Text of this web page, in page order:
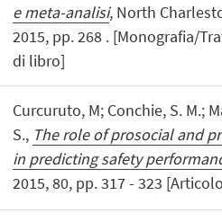
e meta-analisi, North
2015, pp. 268 . [Monografia/
di libro]
Curcuruto, M; Conchie, S. M.;
S., The role of prosocial and
in predicting safety
2015, 80, pp. 317 - 323